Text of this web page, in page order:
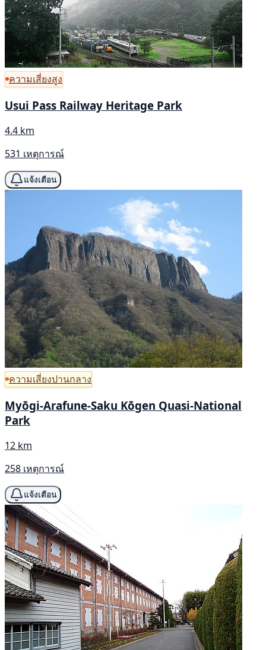
ความเสี่ยงสูง
Usui Pass Railway Heritage Park
4.4 km
531 เหตุการณ์
แจ้งเตือน
ความเสี่ยงปานกลาง
Myōgi-Arafune-Saku Kōgen Quasi-National
Park
12 km
258 เหตุการณ์
แจ้งเตือน